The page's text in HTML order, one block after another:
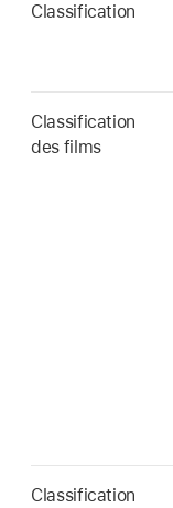
Classification
Classification
des films
Classification